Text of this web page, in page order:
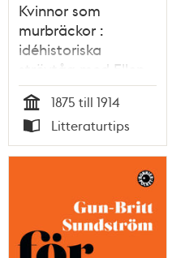
Kvinnor som
murbräckor :
idéhistoriska
strövtåg med Ellen
Key som
referenspunkt /
Susel Hedström
Huveröd
Tid
1875 till 1914
Typ
Litteraturtips